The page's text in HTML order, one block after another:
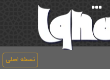
نسخه اصلی